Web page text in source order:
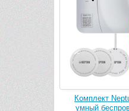
Комплект
умный